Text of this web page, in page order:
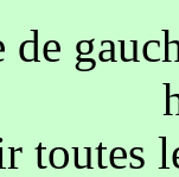
de
toutes